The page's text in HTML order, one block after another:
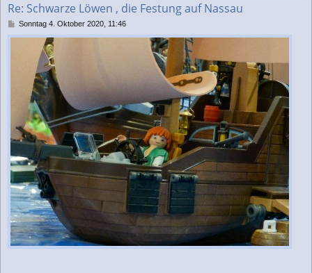
Re: Schwarze Löwen , die Festung auf Nassau
B
e
Sonntag 4. Oktober 2020, 11:46